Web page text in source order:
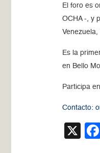
El foro es
OCHA -, y
Es la
en Bello
Participa
Contacto:
X